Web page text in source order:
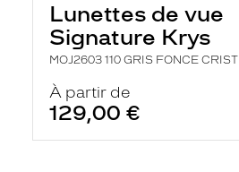
Lunettes de vue
Signature Krys
MOJ2603 110 GRIS FONCE CRIST
À partir de
129,00 €